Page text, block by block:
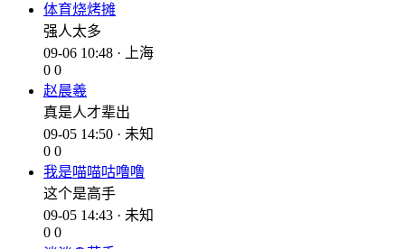
体育烧烤摊
强人太多
09-06 10:48 · 上海
0 0
赵晨羲
真是人才辈出
09-05 14:50 · 未知
0 0
我是喵喵咕噜噜
这个是高手
09-05 14:43 · 未知
0 0